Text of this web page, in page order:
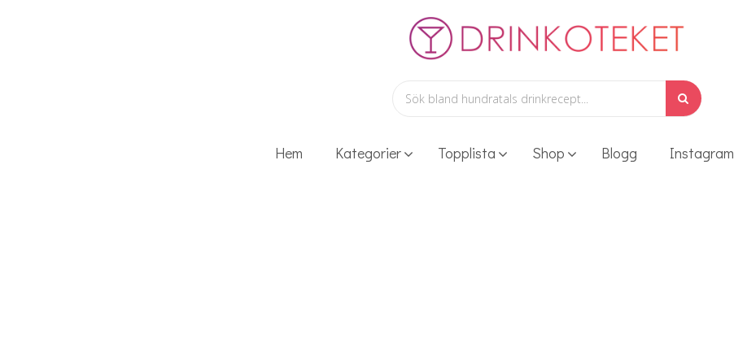
Hem Kategorier Topplista Shop Blogg Instagram